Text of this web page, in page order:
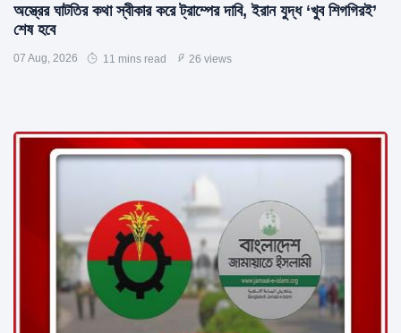
অস্ত্রের ঘাটতির কথা স্বীকার করে ট্রাম্পের দাবি, ইরান যুদ্ধ ‘খুব শিগগিরই’
শেষ হবে
07 Aug, 2026 11 mins read 26 views